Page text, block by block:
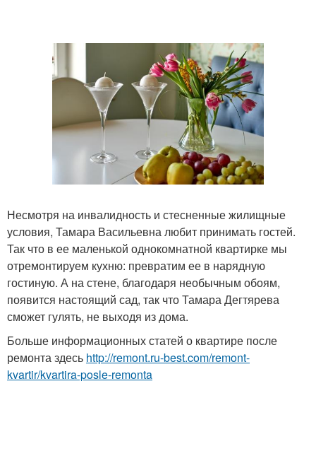
Несмотря на инвалидность и стесненные жилищные
условия, Тамара Васильевна любит принимать гостей.
Так что в ее маленькой однокомнатной квартирке мы
отремонтируем кухню: превратим ее в нарядную
гостиную. А на стене, благодаря необычным обоям,
появится настоящий сад, так что Тамара Дегтярева
сможет гулять, не выходя из дома.
Больше информационных статей о квартире после
ремонта здесь http://remont.ru-best.com/remont-
kvartir/kvartira-posle-remonta